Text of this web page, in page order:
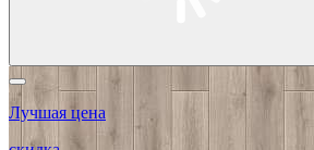
Лучшая цена